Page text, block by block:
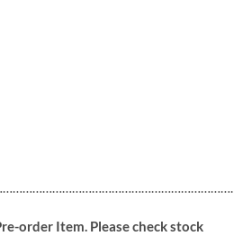
order Item. Please check stock